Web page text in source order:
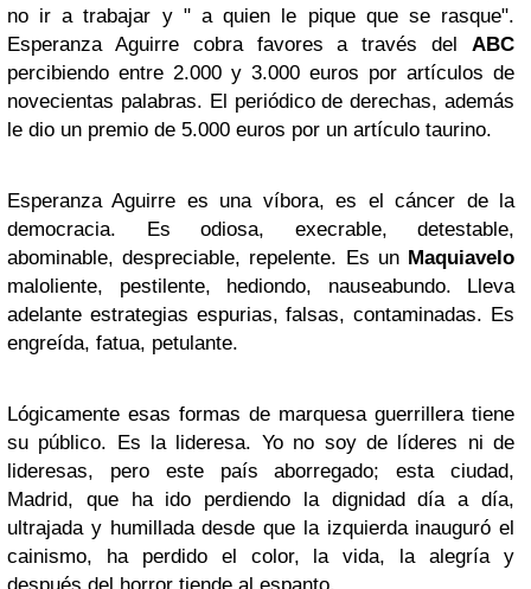
no ir a trabajar y " a quien le pique que se rasque".
Esperanza Aguirre cobra favores a través del ABC
percibiendo entre 2.000 y 3.000 euros por artículos de
novecientas palabras. El periódico de derechas, además
le dio un premio de 5.000 euros por un artículo taurino.
Esperanza Aguirre es una víbora, es el cáncer de la
democracia. Es odiosa, execrable, detestable,
abominable, despreciable, repelente. Es unMaquiavelo
maloliente, pestilente, hediondo, nauseabundo. Lleva
adelante estrategias espurias, falsas, contaminadas. Es
engreída, fatua, petulante.
Lógicamente esas formas de marquesa guerrillera tiene
su público. Es la lideresa. Yo no soy de líderes ni de
lideresas, pero este país aborregado; esta ciudad,
Madrid, que ha ido perdiendo la dignidad día a día,
ultrajada y humillada desde que la izquierda inauguró el
cainismo, ha perdido el color, la vida, la alegría y